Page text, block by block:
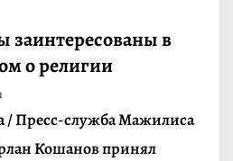
заинтересованы в
о религии
Пресс-служба Мажилиса
Кошанов принял